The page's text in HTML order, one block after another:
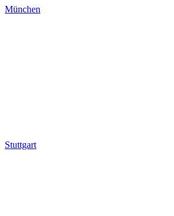
München
Stuttgart